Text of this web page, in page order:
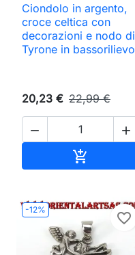
Ciondolo in argento,
croce celtica con
decorazioni e nodo di
Tyrone in bassorilievo
20,23 € 22,99 €
 

-12%
favorite_border